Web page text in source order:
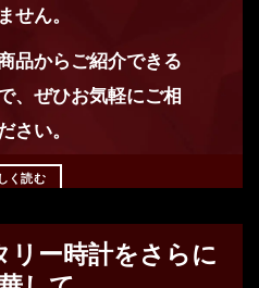
せん。
品からご紹介できる
、ぜひお気軽にご相
さい。
く読む
ー時計をさらに